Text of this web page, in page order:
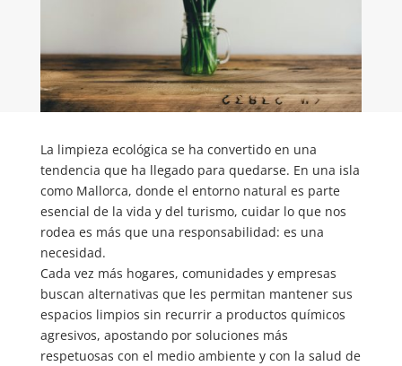
La limpieza ecológica se ha convertido en una
tendencia que ha llegado para quedarse. En una isla
como Mallorca, donde el entorno natural es parte
esencial de la vida y del turismo, cuidar lo que nos
rodea es más que una responsabilidad: es una
necesidad.
Cada vez más hogares, comunidades y empresas
buscan alternativas que les permitan mantener sus
espacios limpios sin recurrir a productos químicos
agresivos, apostando por soluciones más
respetuosas con el medio ambiente y con la salud de